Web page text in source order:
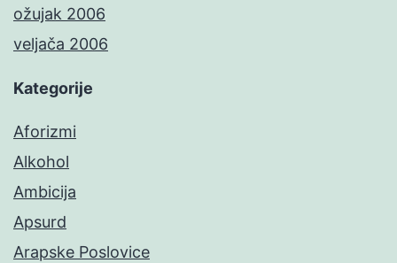
ožujak 2006
veljača 2006
Kategorije
Aforizmi
Alkohol
Ambicija
Apsurd
Arapske Poslovice